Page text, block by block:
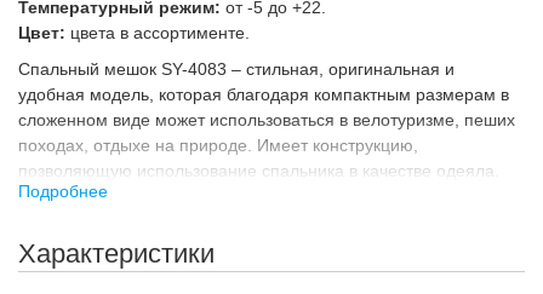
Температурный режим: от -5 до +22.
Цвет: цвета в ассортименте.
Спальный мешок SY-4083 – стильная, оригинальная и
удобная модель, которая благодаря компактным размерам в
сложенном виде может использоваться в велотуризме, пеших
походах, отдыхе на природе. Имеет конструкцию,
позволяющую использование спальника в качестве одеяла.
Наружная ткань 190-т полиэстер с водоотталкивающим
полиэстер, гипоаллергенный синтетический
Подробнее
Характеристики